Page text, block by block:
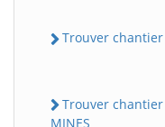
Trouver chantier
Trouver chantier
MINES